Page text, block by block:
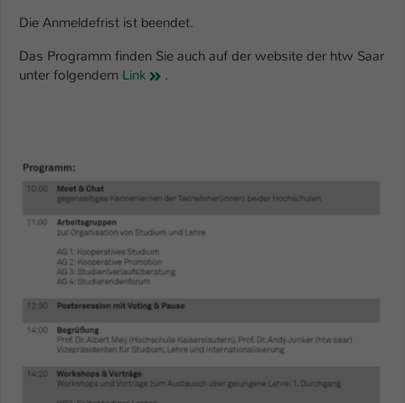
Die Anmeldefrist ist beendet.
Das Programm finden Sie auch auf der website der htw Saar
unter folgendem Link .
Name be_typo_user
Anbieter TYPO3
Zweck
zu verwalten.